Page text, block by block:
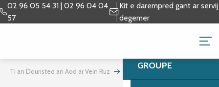
Aller
au
02 96 05 54 31 | 02 96 04 04
57
Kit e darempred gant ar servij
degemer
RES - GOLDEN
GROUPE
Ti an Douristed an Aod ar Vein Ruz